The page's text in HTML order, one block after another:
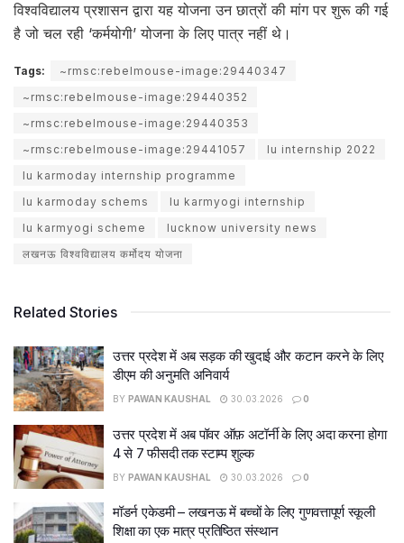
विश्वविद्यालय प्रशासन द्वारा यह योजना उन छात्रों की मांग पर शुरू की गई
है जो चल रही ‘कर्मयोगी’ योजना के लिए पात्र नहीं थे।
Tags:
~rmsc:rebelmouse-image:29440347
~rmsc:rebelmouse-image:29440352
~rmsc:rebelmouse-image:29440353
~rmsc:rebelmouse-image:29441057
lu internship 2022
lu karmoday internship programme
lu karmoday schems
lu karmyogi internship
lu karmyogi scheme
lucknow university news
लखनऊ विश्वविद्यालय कर्मोदय योजना
Related Stories
उत्तर प्रदेश में अब सड़क की खुदाई और कटान करने के लिए
डीएम की अनुमति अनिवार्य
BY PAWAN KAUSHAL 30.03.2026 0
उत्तर प्रदेश में अब पॉवर ऑफ़ अटॉर्नी के लिए अदा करना होगा
4 से 7 फीसदी तक स्टाम्प शुल्क
BY PAWAN KAUSHAL 30.03.2026 0
मॉडर्न एकेडमी – लखनऊ में बच्चों के लिए गुणवत्तापूर्ण स्कूली
शिक्षा का एक मात्र प्रतिष्ठित संस्थान